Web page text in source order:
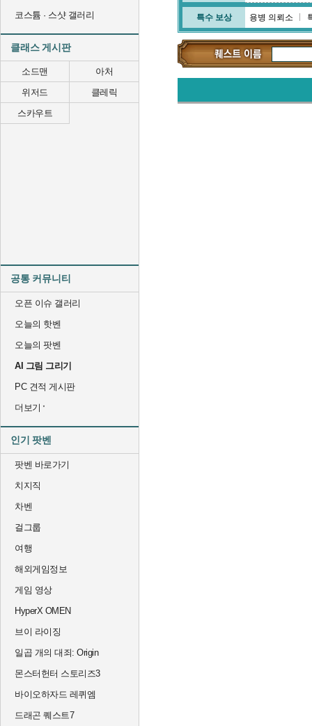
코스튬 · 스샷 갤러리
클래스 게시판
소드맨
아처
위저드
클레릭
스카우트
공통 커뮤니티
오픈 이슈 갤러리
오늘의 핫벤
오늘의 팟벤
AI 그림 그리기
PC 견적 게시판
더보기
인기 팟벤
팟벤 바로가기
치지직
차벤
걸그룹
여행
해외게임정보
게임 영상
HyperX OMEN
브이 라이징
일곱 개의 대죄: Origin
몬스터헌터 스토리즈3
바이오하자드 레퀴엠
드래곤 퀘스트7
특수 보상 용병 의뢰소